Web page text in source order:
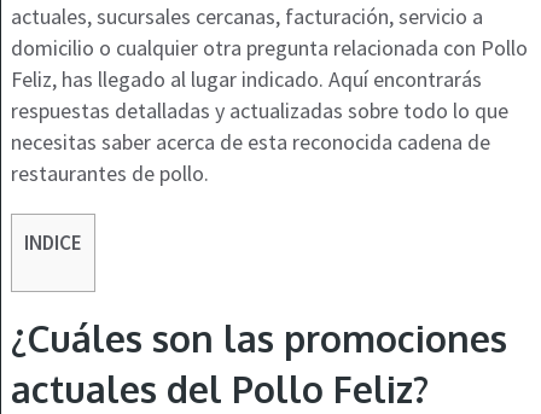
actuales, sucursales cercanas, facturación, servicio a
domicilio o cualquier otra pregunta relacionada con Pollo
Feliz, has llegado al lugar indicado. Aquí encontrarás
respuestas detalladas y actualizadas sobre todo lo que
necesitas saber acerca de esta reconocida cadena de
restaurantes de pollo.
INDICE
¿Cuáles son las promociones
actuales del Pollo Feliz?